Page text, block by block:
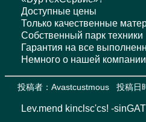
Доступные цены
Только качественные
Собственный парк техники
Гарантия на все
Немного о нашей компании
投稿者： Avastcustmous 投稿日
Lev.mend kinclsc'cs! -